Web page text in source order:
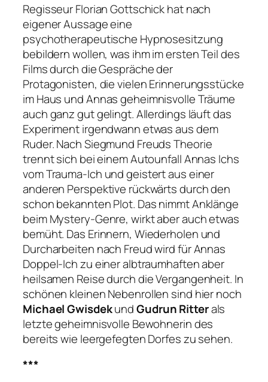
Regisseur Florian Gottschick hat nach
eigener Aussage eine
psychotherapeutische Hypnosesitzung
bebildern wollen, was ihm im ersten Teil des
Films durch die Gespräche der
Protagonisten, die vielen Erinnerungsstücke
im Haus und Annas geheimnisvolle Träume
auch ganz gut gelingt. Allerdings läuft das
Experiment irgendwann etwas aus dem
Ruder. Nach Siegmund Freuds Theorie
trennt sich bei einem Autounfall Annas Ichs
vom Trauma-Ich und geistert aus einer
anderen Perspektive rückwärts durch den
schon bekannten Plot. Das nimmt Anklänge
beim Mystery-Genre, wirkt aber auch etwas
bemüht. Das Erinnern, Wiederholen und
Durcharbeiten nach Freud wird für Annas
Doppel-Ich zu einer albtraumhaften aber
heilsamen Reise durch die Vergangenheit. In
schönen kleinen Nebenrollen sind hier noch
Michael GwisdekundGudrun Ritterals
letzte geheimnisvolle Bewohnerin des
bereits wie leergefegten Dorfes zu sehen.
***